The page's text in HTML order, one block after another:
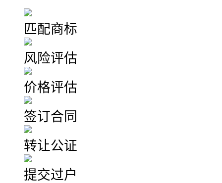
匹配商标
风险评估
价格评估
签订合同
转让公证
提交过户